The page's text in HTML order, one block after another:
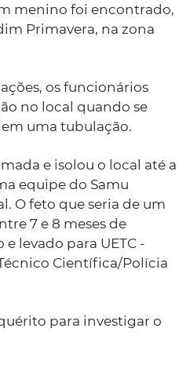
menino foi encontrado,
Primavera, na zona
os funcionários
no local quando se
uma tubulação.
e isolou o local até a
equipe do Samu
O feto que seria de um
7 e 8 meses de
levado para UETC -
Científica/Polícia
para investigar o